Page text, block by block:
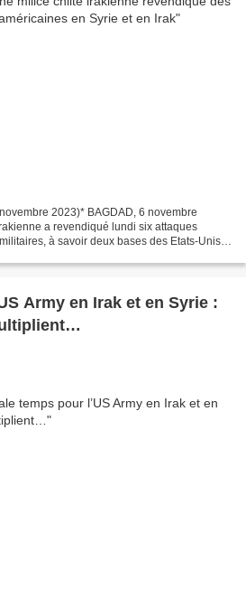
2023)* BAGDAD, 6 novembre
a revendiqué lundi six attaques
à savoir deux bases des Etats-Unis
Army en Irak et en Syrie :